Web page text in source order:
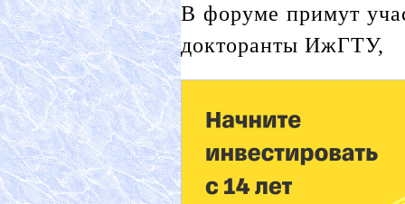
В форуме примут
докторанты ИжГТУ,